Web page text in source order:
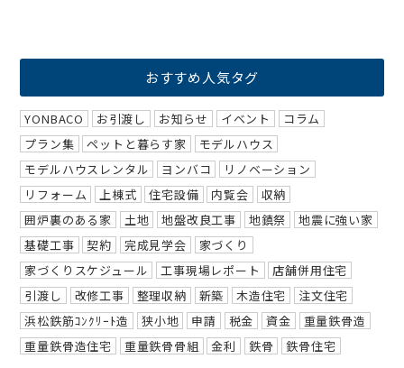
おすすめ人気タグ
YONBACO お引渡し お知らせ イベント
コラム
プラン集
ペットと暮らす家
モデルハウス
モデルハウスレンタル
ヨンバコ
リノベーション
リフォーム
上棟式 住宅設備 内覧会
収納
囲炉裏のある家
土地 地盤改良工事 地鎮祭
地震に強い家
基礎工事
契約 完成見学会
家づくり
家づくりスケジュール
工事現場レポート
店舗併用住宅
引渡し
改修工事 整理収納 新築 木造住宅
注文住宅
浜松鉄筋ｺﾝｸﾘｰﾄ造
狭小地 申請 税金 資金
重量鉄骨造
重量鉄骨造住宅
重量鉄骨骨組 金利 鉄骨 鉄骨住宅